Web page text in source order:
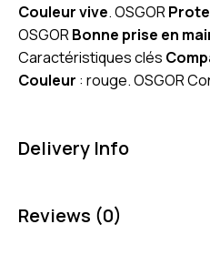
Couleur vive. OSGOR
OSGORBonne prise en
Caractéristiques clés
Couleur : rouge. OSGOR
Delivery Info
Reviews (0)